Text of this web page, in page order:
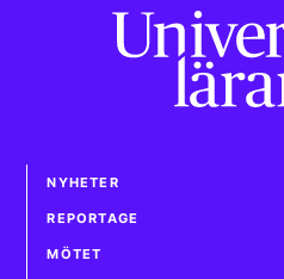
NYHETER
REPORTAGE
MÖTET